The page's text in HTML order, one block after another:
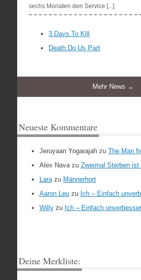
sechs Monaten den Service [...]
3 Days To Kill
Death Do Us Part
Mehr News →
Neueste Kommentare
Jeruyaan Yogarajahzu The Man
Alex Navazu Zweimal Sterben ist
Larazu Männerhort
Aaron Leuzu Ich – Einfach
Willyzu Ich – Einfach
Deine Merkliste: